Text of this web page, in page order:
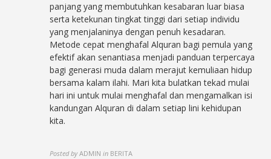
panjang yang membutuhkan kesabaran luar biasa
serta ketekunan tingkat tinggi dari setiap individu
yang menjalaninya dengan penuh kesadaran.
Metode cepat menghafal Alquran bagi pemula yang
efektif akan senantiasa menjadi panduan terpercaya
bagi generasi muda dalam merajut kemuliaan hidup
bersama kalam ilahi. Mari kita bulatkan tekad mulai
hari ini untuk mulai menghafal dan mengamalkan isi
kandungan Alquran di dalam setiap lini kehidupan
kita.
Posted by ADMIN in BERITA